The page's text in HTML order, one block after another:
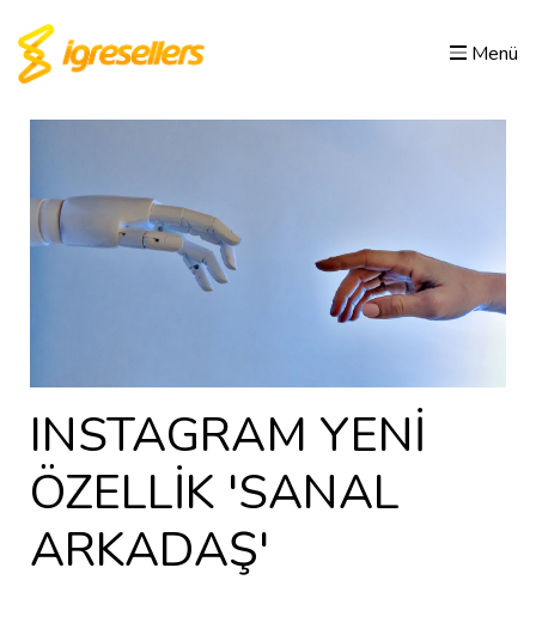
Menü
INSTAGRAM YENİ
ÖZELLİK 'SANAL
ARKADAŞ'